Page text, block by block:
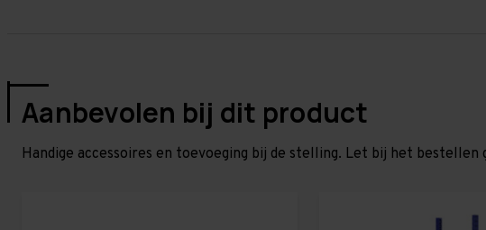
Aanbevolen bij dit product
Handige accessoires en toevoeging bij de stelling. Let bij het